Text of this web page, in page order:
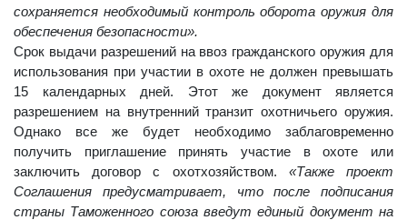
сохраняется необходимый контроль оборота оружия для
обеспечения безопасности».
Срок выдачи разрешений на ввоз гражданского оружия для
использования при участии в охоте не должен превышать
15 календарных дней. Этот же документ является
разрешением на внутренний транзит охотничьего оружия.
Однако все же будет необходимо заблаговременно
получить приглашение принять участие в охоте или
заключить договор с охотхозяйством. «Также проект
Соглашения предусматривает, что после подписания
страны Таможенного союза введут единый документ на